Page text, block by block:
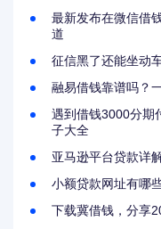
最新发布在微信借
道
征信黑了还能坐动
融易借钱靠谱吗？
遇到借钱3000分期
子大全
亚马逊平台贷款详
小额贷款网址有哪
下载冀借钱，分享